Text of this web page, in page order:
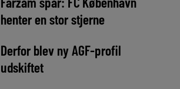
henter en stor stjerne
Derfor blev ny AGF-profil
udskiftet